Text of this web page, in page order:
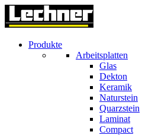
Produkte
Arbeitsplatten
Glas
Dekton
Keramik
Naturstein
Quarzstein
Laminat
Compact